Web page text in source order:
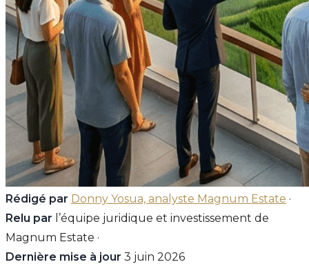
Rédigé par Donny Yosua, analyste Magnum Estate ·
Relu par l’équipe juridique et investissement de
Magnum Estate ·
Dernière mise à jour 3 juin 2026